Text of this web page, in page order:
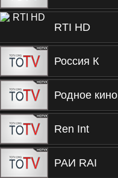
RTI HD
Россия К
Родное кино
Ren Int
РАИ RAI